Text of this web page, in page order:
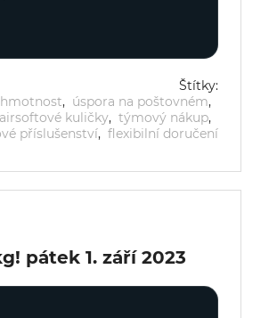
Štítky:
, úspora na poštovném,
airsoftové kuličky, týmový nákup,
příslušenství, flexibilní doručení
pátek 1. září 2023